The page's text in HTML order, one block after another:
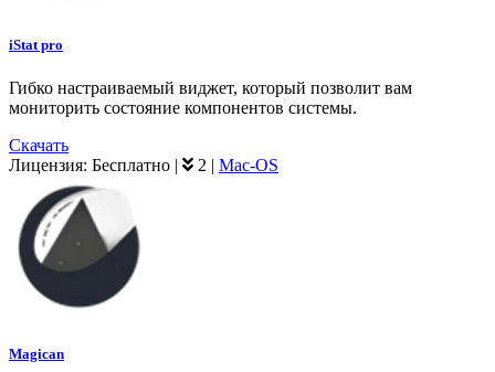
iStat pro
Гибко настраиваемый виджет, который позволит вам
мониторить состояние компонентов системы.
Скачать
Лицензия: Бесплатно | 2 | Mac-OS
Magican